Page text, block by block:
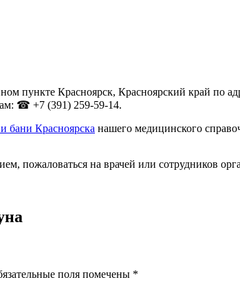
пункте Красноярск, Красноярский край по
☎ +7 (391) 259-59-14.
бани Красноярска нашего медицинского
пожаловаться на врачей или сотрудников
поля помечены *